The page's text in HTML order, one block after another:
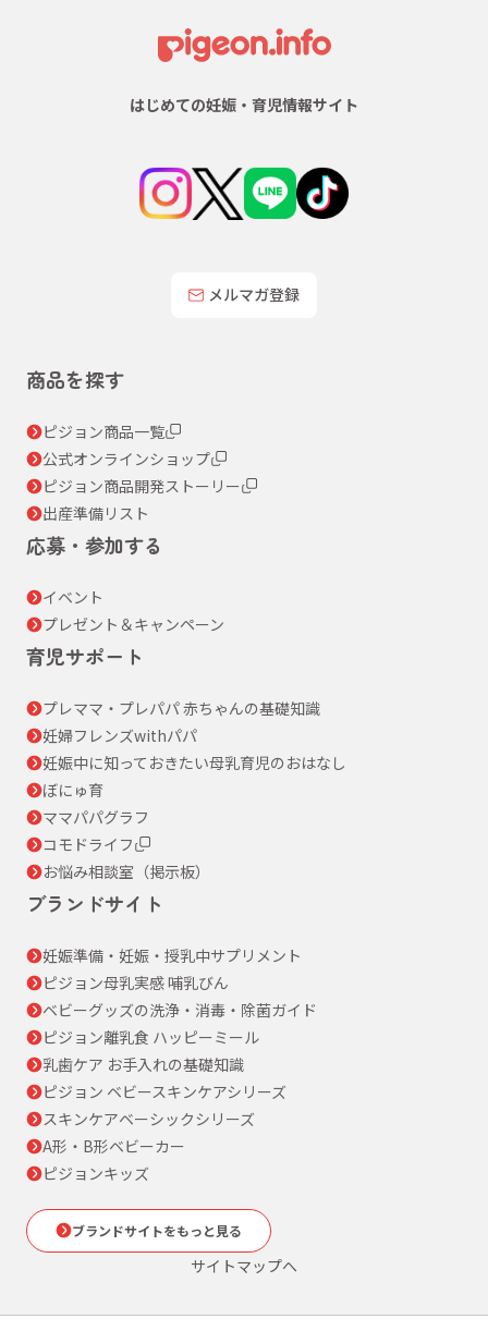
はじめての妊娠・育児情報サイト
メルマガ登録
商品を探す
ピジョン商品一覧
公式オンラインショップ
ピジョン商品開発ストーリー
出産準備リスト
応募・参加する
イベント
プレゼント＆キャンペーン
育児サポート
プレママ・プレパパ 赤ちゃんの基礎知識
妊婦フレンズwithパパ
妊娠中に知っておきたい母乳育児のおはなし
ぼにゅ育
ママパパグラフ
コモドライフ
お悩み相談室（掲示板）
ブランドサイト
妊娠準備・妊娠・授乳中サプリメント
ピジョン母乳実感 哺乳びん
ベビーグッズの洗浄・消毒・除菌ガイド
ピジョン離乳食 ハッピーミール
乳歯ケア お手入れの基礎知識
ピジョン ベビースキンケアシリーズ
スキンケアベーシックシリーズ
A形・B形ベビーカー
ピジョンキッズ
ブランドサイトをもっと見る
サイトマップへ